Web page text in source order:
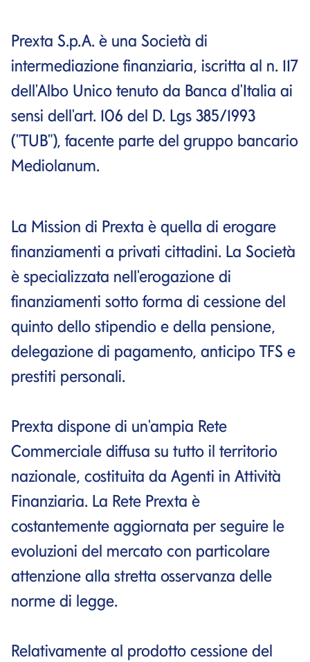
Prexta S.p.A. è una Società di
intermediazione finanziaria, iscritta al n. 117
dell'Albo Unico tenuto da Banca d'Italia ai
sensi dell'art. 106 del D. Lgs 385/1993
("TUB"), facente parte del gruppo bancario
Mediolanum.
La Mission di Prexta è quella di erogare
finanziamenti a privati cittadini. La Società
è specializzata nell'erogazione di
finanziamenti sotto forma di cessione del
quinto dello stipendio e della pensione,
delegazione di pagamento, anticipo TFS e
prestiti personali.
Prexta dispone di un'ampia Rete
Commerciale diffusa su tutto il territorio
nazionale, costituita da Agenti in Attività
Finanziaria. La Rete Prexta è
costantemente aggiornata per seguire le
evoluzioni del mercato con particolare
attenzione alla stretta osservanza delle
norme di legge.
Relativamente al prodotto cessione del